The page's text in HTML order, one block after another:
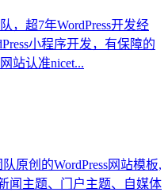
，超7年WordPress开发经
小程序开发，有保障的
站认准nicet...
原创的WordPress网站模板,
闻主题、门户主题、自媒体